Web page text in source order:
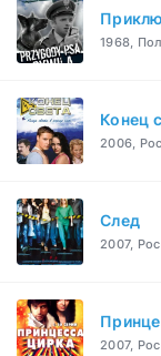
1968,
Конец
2006,
След
2007,
2007,